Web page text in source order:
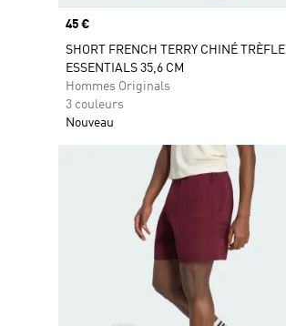
Prix
45 €
SHORT FRENCH TERRY CHINÉ TRÈFLE
ESSENTIALS 35,6 CM
Hommes Originals
3 couleurs
Nouveau